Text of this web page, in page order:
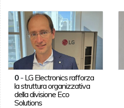
0- LG Electronics rafforza
la struttura organizzativa
della divisione Eco
Solutions